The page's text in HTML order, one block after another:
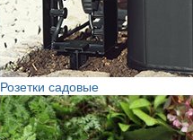
Розетки садовые